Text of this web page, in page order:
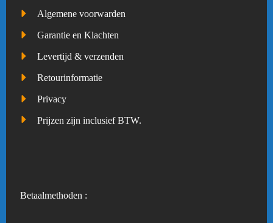
Algemene voorwarden
Garantie en Klachten
Levertijd & verzenden
Retourinformatie
Privacy
Prijzen zijn inclusief BTW.
Betaalmethoden :